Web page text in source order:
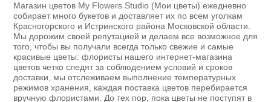
Магазин цветов My Flowers Studio (Мои цветы) ежедневно
собирает много букетов и доставляет их по всем уголкам
Красногорского и Истринского района Московской области.
Мы дорожим своей репутацией и делаем все возможное для
того, чтобы вы получали всегда только свежие и самые
красивые цветы: флористы нашего интернет-магазина
цветов четко следят за соблюдением условий и сроков
доставки, мы отслеживаем выполнение температурных
режимов хранения, каждая поставка цветов перебирается
вручную флористами. До тех пор, пока цветы не поступят в